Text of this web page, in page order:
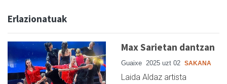
Erlazionatuak
Max Sarietan dantzan
Guaixe 2025 uzt 02 SAKANA
Laida Aldaz artista